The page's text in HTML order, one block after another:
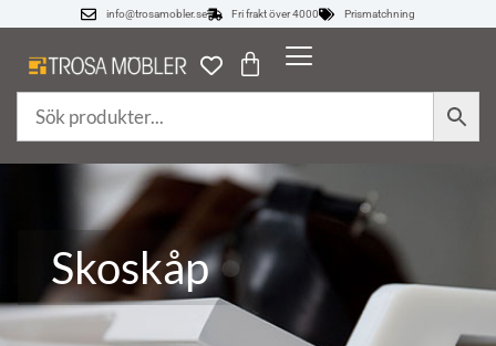
info@trosamobler.se Fri frakt över 4000 Prismatchning
Skoskåp